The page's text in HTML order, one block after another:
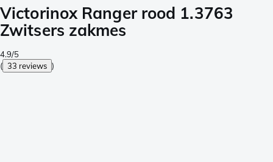
Victorinox Ranger rood 1.3763
Zwitsers zakmes
4.9/5
( 33 reviews )